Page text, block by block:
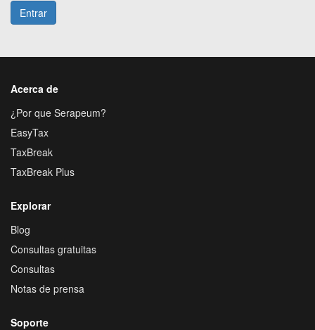
Entrar
Acerca de
¿Por que Serapeum?
EasyTax
TaxBreak
TaxBreak Plus
Explorar
Blog
Consultas gratuitas
Consultas
Notas de prensa
Soporte